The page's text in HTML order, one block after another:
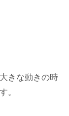
きな動きの時
。